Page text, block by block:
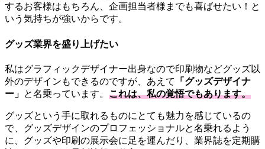
するお客様はもちろん、企画担当者様までも喜ばせたい！と
いう気持ちが強いからです。
グッズ業界を盛り上げたい
私はグラフィックデザイナー出身なので印刷物などグッズ以
外のデザインもできるのですが、あえて
「グッズデザイナ
ー」 と名乗っています。 これは、私の覚悟でもあります。
グッズという手に取れるものにとても魅力を感じているの
で、グッズデザインのプロフェッショナルと名乗れるよう
に、グッズや印刷の展示会に足を運んだり、業界誌を定期購